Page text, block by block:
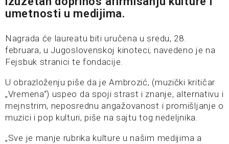
umetnosti u medijima.
Nagrada će laureatu biti uručena u sredu, 28.
februara, u Jugoslovenskoj kinoteci, navedeno je na
Fejsbuk stranici te fondacije.
U obrazloženju piše da je Ambrozić, (muzički kritičar
„Vremena“) uspeo da spoji strast i znanje, alternativu i
meјnstrim, neposrednu angažovanost i promišljanje o
muzici i pop kulturi, piše na sajtu tog nedeljnika.
„Sve je manje rubrika kulture u našim medijima a